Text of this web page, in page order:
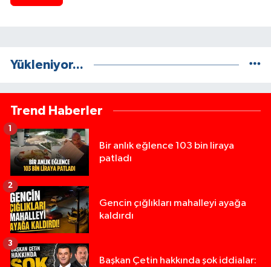
Yükleniyor...
Trend Haberler
Bir anlık eğlence 103 bin liraya
patladı
1
Gencin çığlıkları mahalleyi ayağa
kaldırdı
2
Başkan Çetin hakkında şok iddialar:
3